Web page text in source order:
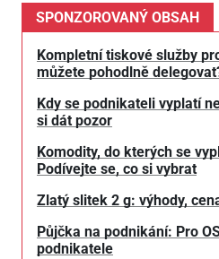
SPONZOROVANÝ OBSAH
Kompletní tiskové služby
můžete pohodlně
Kdy se podnikateli vyplatí
si dát pozor
Komodity, do kterých se
Podívejte se, co si vybrat
Zlatý slitek 2 g: výhody,
Půjčka na podnikání: Pro
podnikatele